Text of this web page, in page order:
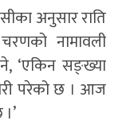
अनुसार राति
नामावली
‘एकिन सङ्ख्या
परेको छ । आज